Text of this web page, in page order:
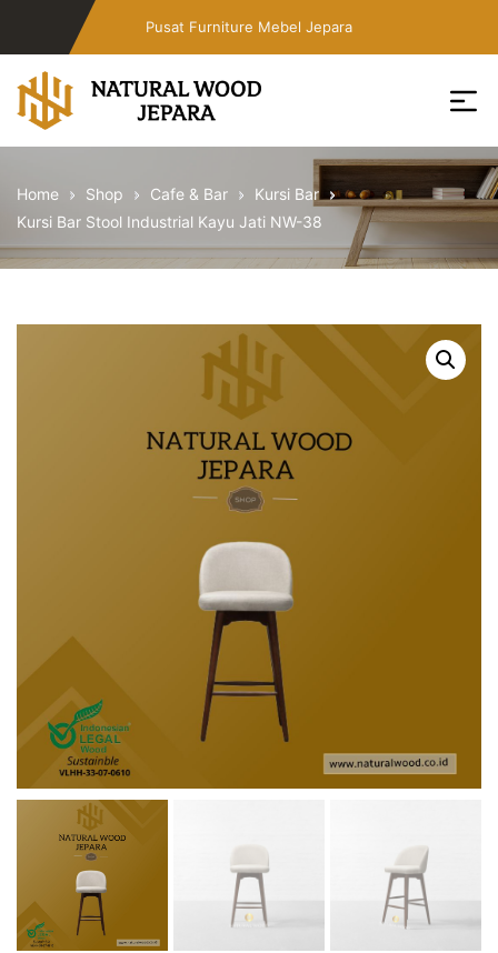
content
Pusat Furniture Mebel Jepara
Toko
Cafe
Jepara
Jati
Home Shop Cafe & Bar
Kursi Bar
Kursi Bar Stool Industrial Kayu Jati NW-38